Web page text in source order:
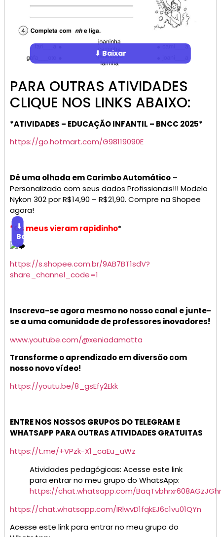
⬇ Baixar
PARA OUTRAS ATIVIDADES
CLIQUE NOS LINKS ABAIXO:
*ATIVIDADES – EDUCAÇÃO INFANTIL – BNCC 2025*
https://go.hotmart.com/G98119090E
Dê uma olhada em Carimbo Automático –
Personalizado com seus dados Profissionais!!! Modelo
Nykon 302 por R$14,90 – R$21,90. Compre na Shopee
agora!
*Os meus vieram rapidinho*
⬇
Baixar
https://s.shopee.com.br/9AB7BT1sdV?
share_channel_code=1
Inscreva-se agora mesmo no nosso canal e junte-
se a uma comunidade de professores inovadores!
www.youtube.com/@xeniadamatta
Transforme o aprendizado em diversão com
nosso novo vídeo!
https://youtu.be/8_gsEfy2Ekk
ENTRE NOS NOSSOS GRUPOS DO TELEGRAM E
WHATSAPP PARA OUTRAS ATIVIDADES GRATUITAS
https://t.me/+VPzk-X1_caEu_uWz
Atividades pedagógicas: Acesse este link
para entrar no meu grupo do WhatsApp:
https://chat.whatsapp.com/
https://chat.whatsapp.com/IRlwvD1fqkEJ6c1vu01QYn
Acesse este link para entrar no meu grupo do